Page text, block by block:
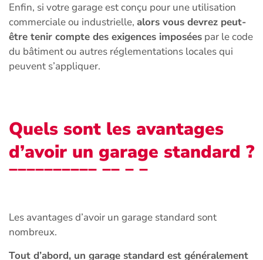
Enfin, si votre garage est conçu pour une utilisation
commerciale ou industrielle, alors vous devrez peut-
être tenir compte des exigences imposées par le code
du bâtiment ou autres réglementations locales qui
peuvent s’appliquer.
Quels sont les avantages
d’avoir un garage standard ?
Les avantages d’avoir un garage standard sont
nombreux.
Tout d’abord, un garage standard est généralement